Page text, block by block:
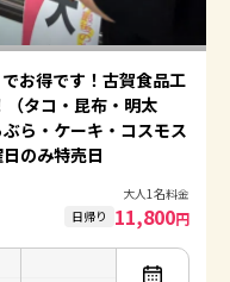
お得です！古賀食品工
（タコ・昆布・明太
ら・ケーキ・コスモス
のみ特売日
大人1名料金
日帰り 11,800円